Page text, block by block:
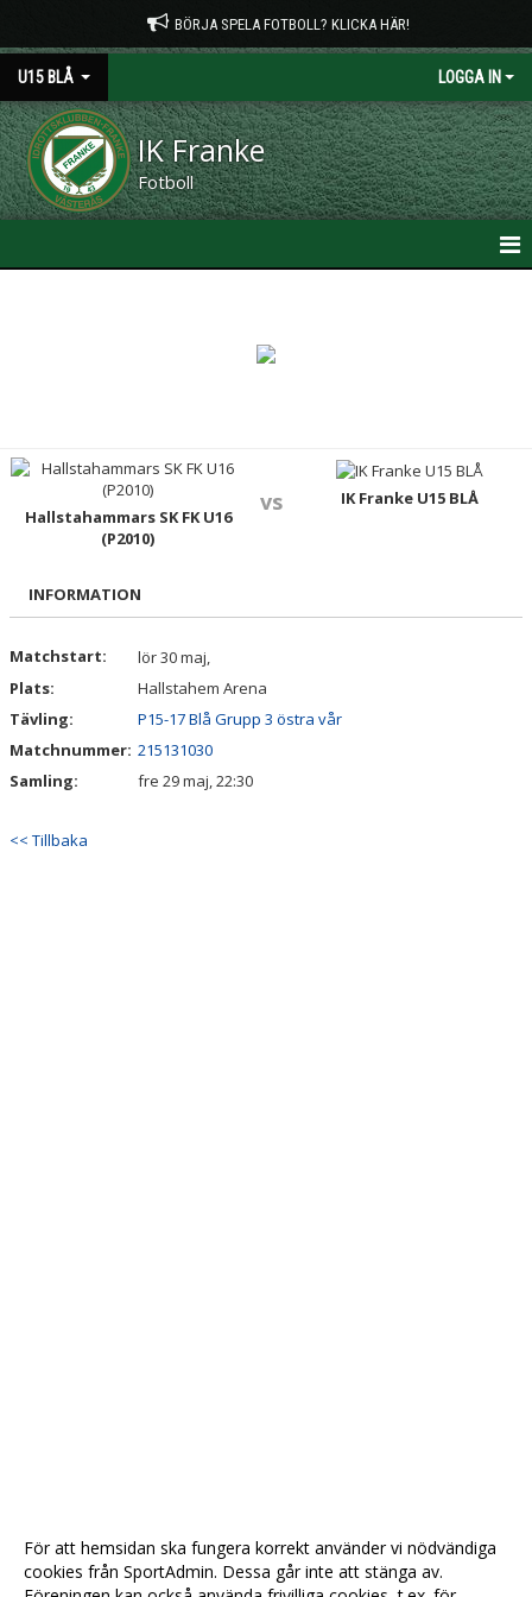
BÖRJA SPELA FOTBOLL? KLICKA HÄR!
U15 BLÅ LOGGA IN
IK Franke
Fotboll
DOKUMENT
KONTAKT
Hallstahammars SK FK U16
(P2010)
vs IK Franke U15 BLÅ
INFORMATION
Matchstart:
lör 30 maj,
Plats:
Hallstahem Arena
Tävling:
P15-17 Blå Grupp 3 östra vår
Matchnummer: 215131030
Samling:
fre 29 maj, 22:30
<< Tillbaka
För att hemsidan ska fungera korrekt använder vi nödvändiga
cookies från SportAdmin. Dessa går inte att stänga av.